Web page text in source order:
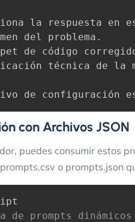
la respuesta en
del problema .
de código
técnica de la
de configuración
con Archivos JSON
puedes consumir estos
prompts.csv o prompts.json
de prompts